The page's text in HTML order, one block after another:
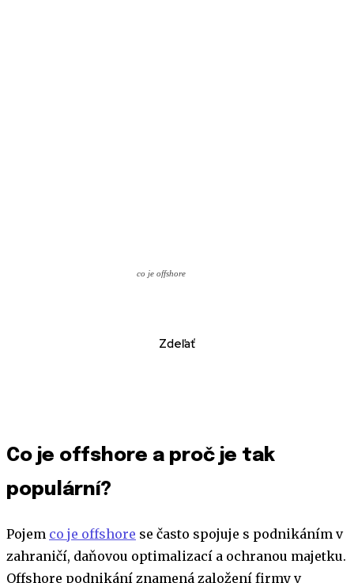
co je offshore
Zdeľať
Co je offshore a proč je tak
populární?
Pojem co je offshore se často spojuje s podnikáním v
zahraničí, daňovou optimalizací a ochranou majetku.
Offshore podnikání znamená založení firmy v